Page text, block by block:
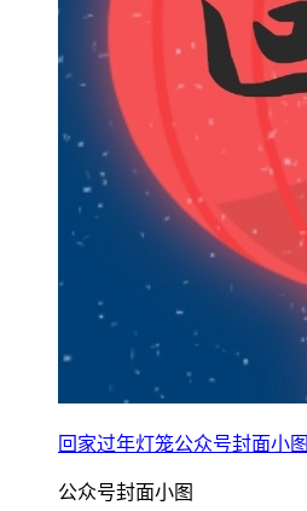
回家过年灯笼公众号封面小图
公众号封面小图